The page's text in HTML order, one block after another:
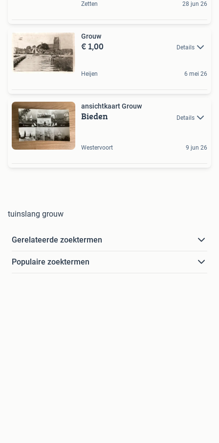
Zetten 28 jun 26
Grouw
€ 1,00 Details
Heijen 6 mei 26
ansichtkaart Grouw
Bieden Details
Westervoort 9 jun 26
tuinslang grouw
Gerelateerde zoektermen
Populaire zoektermen